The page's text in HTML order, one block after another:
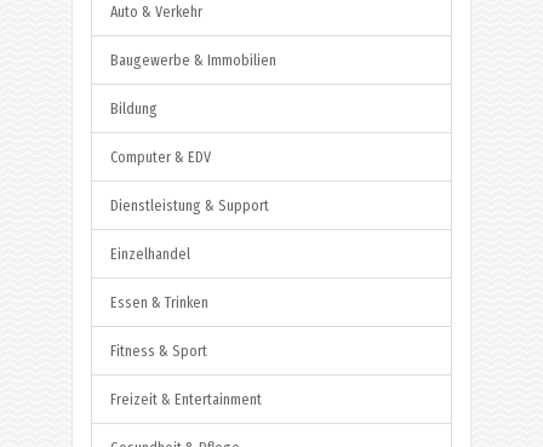
Auto & Verkehr
Baugewerbe & Immobilien
Bildung
Computer & EDV
Dienstleistung & Support
Einzelhandel
Essen & Trinken
Fitness & Sport
Freizeit & Entertainment